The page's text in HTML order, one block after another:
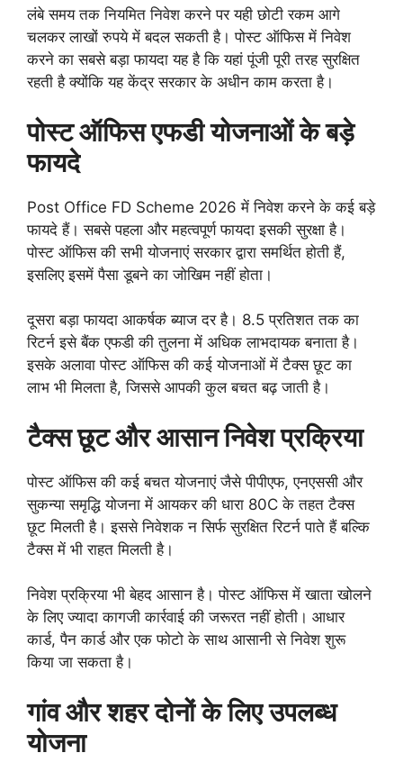
लंबे समय तक नियमित निवेश करने पर यही छोटी रकम आगे
चलकर लाखों रुपये में बदल सकती है। पोस्ट ऑफिस में निवेश
करने का सबसे बड़ा फायदा यह है कि यहां पूंजी पूरी तरह सुरक्षित
रहती है क्योंकि यह केंद्र सरकार के अधीन काम करता है।
पोस्ट ऑफिस एफडी योजनाओं के बड़े
फायदे
Post Office FD Scheme 2026 में निवेश करने के कई बड़े
फायदे हैं। सबसे पहला और महत्वपूर्ण फायदा इसकी सुरक्षा है।
पोस्ट ऑफिस की सभी योजनाएं सरकार द्वारा समर्थित होती हैं,
इसलिए इसमें पैसा डूबने का जोखिम नहीं होता।
दूसरा बड़ा फायदा आकर्षक ब्याज दर है। 8.5 प्रतिशत तक का
रिटर्न इसे बैंक एफडी की तुलना में अधिक लाभदायक बनाता है।
इसके अलावा पोस्ट ऑफिस की कई योजनाओं में टैक्स छूट का
लाभ भी मिलता है, जिससे आपकी कुल बचत बढ़ जाती है।
टैक्स छूट और आसान निवेश प्रक्रिया
पोस्ट ऑफिस की कई बचत योजनाएं जैसे पीपीएफ, एनएससी और
सुकन्या समृद्धि योजना में आयकर की धारा 80C के तहत टैक्स
छूट मिलती है। इससे निवेशक न सिर्फ सुरक्षित रिटर्न पाते हैं बल्कि
टैक्स में भी राहत मिलती है।
निवेश प्रक्रिया भी बेहद आसान है। पोस्ट ऑफिस में खाता खोलने
के लिए ज्यादा कागजी कार्रवाई की जरूरत नहीं होती। आधार
कार्ड, पैन कार्ड और एक फोटो के साथ आसानी से निवेश शुरू
किया जा सकता है।
गांव और शहर दोनों के लिए उपलब्ध
योजना